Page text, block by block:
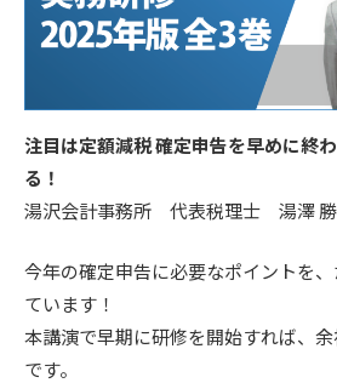
注目は定額減税 確定申告を早めに終
る！
湯沢会計事務所 代表税理士 湯澤
今年の確定申告に必要なポイントを
ています！
本講演で早期に研修を開始すれば、
です。